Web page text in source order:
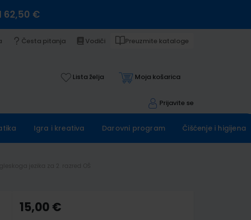
62,50 €
Česta pitanja Vodiči Preuzmite kataloge
Lista želja Moja košarica
Prijavite se
Igra i kreativa Darovni program Čišćenje i higijena
15,00 €